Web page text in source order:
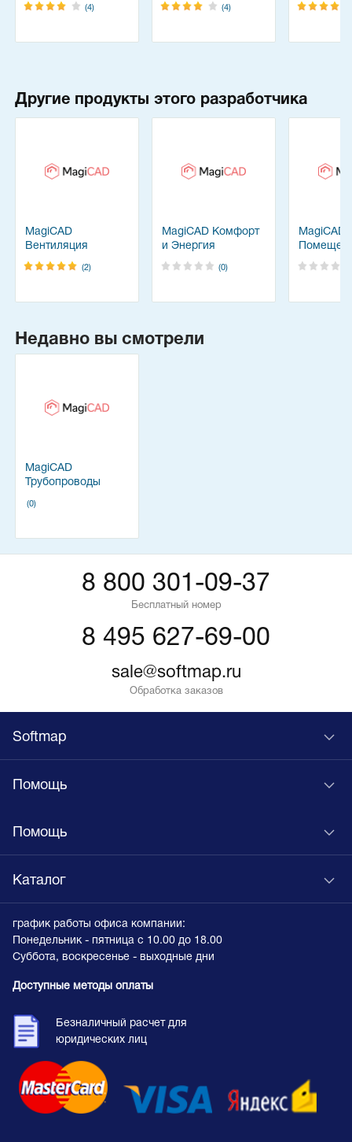
(4) (4)
Другие продукты этого разработчика
MagiCAD
Вентиляция
(2)
MagiCAD Комфорт
и Энергия
(0)
MagiCAD
Недавно вы смотрели
MagiCAD
Трубопроводы
(0)
8 800 301-09-37
Бесплатный номер
8 495 627-69-00
sale@softmap.ru
Обработка заказов
Softmap
Помощь
Помощь
Каталог
график работы офиса компании:
Понедельник - пятница с 10.00 до 18.00
Суббота, воскресенье - выходные дни
Доступные методы оплаты
Безналичный расчет для
юридических лиц